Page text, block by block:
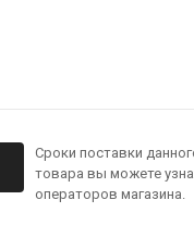
Сроки поставки
товара вы можете
операторов магазина.